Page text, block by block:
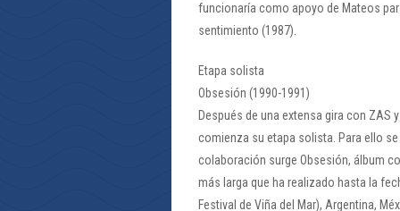
funcionaría como apoyo de Mateos
sentimiento (1987).
Etapa solista
Obsesión (1990-1991)
Después de una extensa gira con ZAS
comienza su etapa solista. Para ello
colaboración surge Obsesión, álbum
más larga que ha realizado hasta la
Festival de Viña del Mar), Argentina,